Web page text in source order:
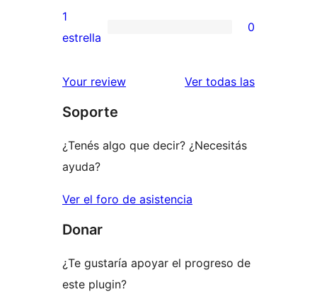
3
estrellas
valoración
de
estrellas
0
de
estrellas
1
estrella
0
Your review Ver todas lasreseñas
Soporte
¿Tenés algo que decir? ¿Necesitás
ayuda?
Ver el foro de asistencia
Donar
¿Te gustaría apoyar el progreso de
este plugin?